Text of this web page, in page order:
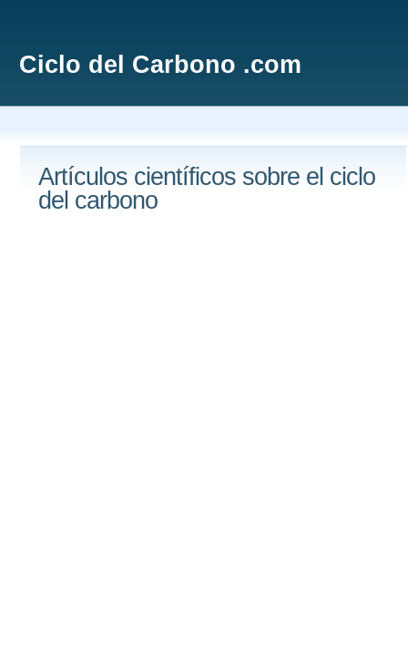
Ciclo del Carbono .com
Artículos científicos sobre el ciclo
del carbono